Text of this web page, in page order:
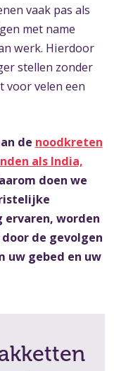
vaak pas als
met name
werk. Hierdoor
stellen zonder
voor velen een
de noodkreten
als India,
doen we
ervaren, worden
de gevolgen
uw gebed en uw